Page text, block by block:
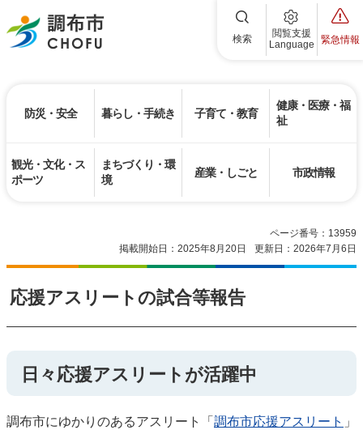
調布市 検索
閲覧支援
Language
緊急情報
防災・安全 暮らし・手続き 子育て・教育
健康・医療・福
祉
観光・文化・ス
ポーツ
まちづくり・環
境
産業・しごと 市政情報
ページ番号：13959
掲載開始日：2025年8月20日
更新日：2026年7月6日
応援アスリートの試合等報告
日々応援アスリートが活躍中
調布市にゆかりのあるアスリート「 調布市応援アスリート 」